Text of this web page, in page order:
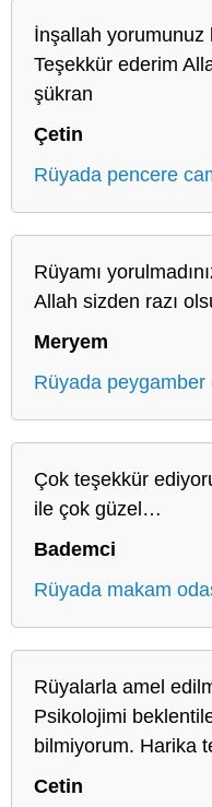
İnşallah yorumunuz
Teşekkür ederim
şükran
Çetin
Rüyada pencere
Rüyamı
Allah sizden razı
Meryem
Rüyada peygamber
Çok teşekkür
ile çok güzel…
Bademci
Rüyada makam
Rüyalarla amel
Psikolojimi
bilmiyorum. Harika
Cetin